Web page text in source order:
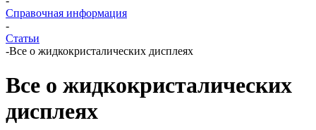
Справочная информация
-
Статьи
-Все о жидкокристалических дисплеях
Все о жидкокристалических
дисплеях